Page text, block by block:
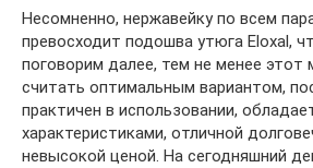
Несомненно, нержавейку по всем
превосходит подошва утюга Eloxal,
поговорим далее, тем не менее этот
считать оптимальным вариантом,
практичен в использовании,
характеристиками, отличной
невысокой ценой. На сегодняшний